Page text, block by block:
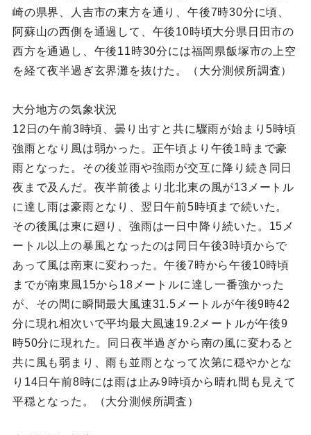
崎の県界、人吉市の東方を通り、午後7時30分に頃、
阿蘇山の西側を通過して、午後10時頃大分県日田市の
西方を通過し、午後11時30分には福岡県飯塚市の上空
を経て夜半過ぎ玄界灘を抜けた。（大分測候所調査）
大分地方の気象状況
12日の午前3時頃、曇り出すと共に驟雨が始まり5時頃
強雨となり風は弱かった。正午頃より午後1時まで豪
雨となった。その後並雨や強雨が交互に降り続き同日
夜まで及んだ。夜半前後より北北東の風が13メートル
に達し雨は豪雨となり、翌日午前5時頃まで続いた。
その後風は東に廻り、強雨は一日中降り続いた。15メ
ートル以上の暴風となったのは同日午後3時頃からで
あって風は南東に変わった。午後7時から午後10時頃
までが南東風15から18メートルに達し一番強かった
が、その間に瞬間最大風速31.5メートルが午後9時42
分に現れ相次いで平均最大風速19.2メートルが午後9
時50分に現れた。同日夜半過ぎから南の風に変わると
共に風も弱まり、雨も並雨となって次第に穏やかとな
り14日午前8時には雨は止み9時頃から晴れ間も見えて
平穏となった。（大分測候所調査）